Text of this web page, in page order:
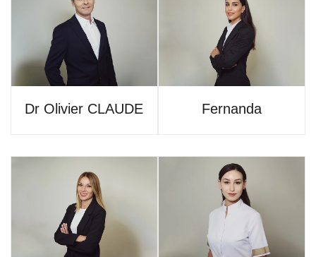
Dr Olivier CLAUDE Fernanda